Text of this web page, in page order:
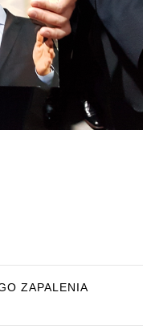
ZAPALENIA